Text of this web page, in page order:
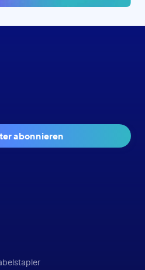
abonnieren